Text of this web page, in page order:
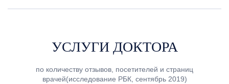
УСЛУГИ ДОКТОРА
по количеству отзывов, посетителей и страниц
врачей(исследование РБК, сентябрь 2019)